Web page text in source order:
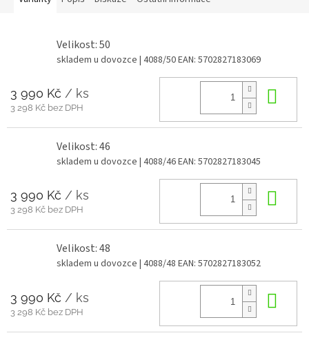
Velikost: 50
skladem u dovozce | 4088/50EAN: 5702827183069
3 990 Kč / ks
3 298 Kč bez DPH
Velikost: 46
skladem u dovozce | 4088/46EAN: 5702827183045
3 990 Kč / ks
3 298 Kč bez DPH
Velikost: 48
skladem u dovozce | 4088/48 EAN: 5702827183052
3 990 Kč / ks
3 298 Kč bez DPH